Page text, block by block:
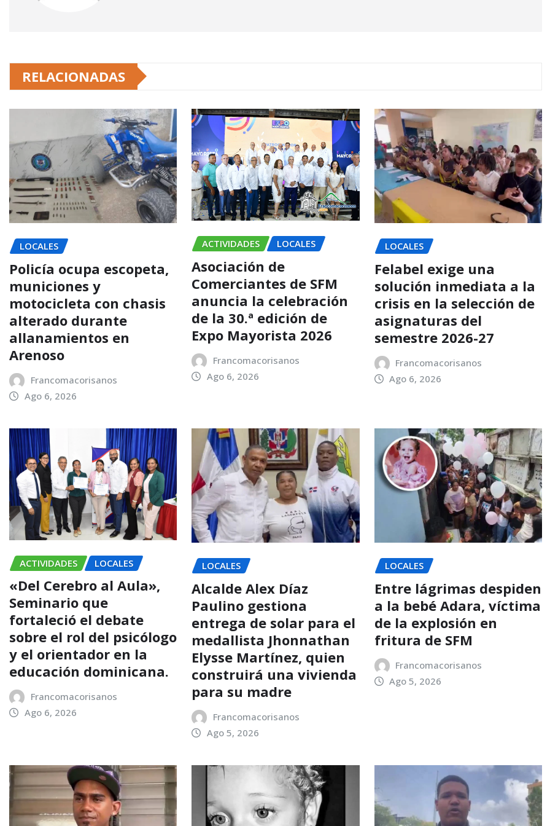
RELACIONADAS
LOCALES
Policía ocupa escopeta,
municiones y
motocicleta con chasis
alterado durante
allanamientos en
Arenoso
Francomacorisanos
Ago 6, 2026
ACTIVIDADES LOCALES
Asociación de
Comerciantes de SFM
anuncia la celebración
de la 30.ª edición de
Expo Mayorista 2026
Francomacorisanos
Ago 6, 2026
LOCALES
Felabel exige una
solución inmediata a la
crisis en la selección de
asignaturas del
semestre 2026-27
Francomacorisanos
Ago 6, 2026
ACTIVIDADES LOCALES
«Del Cerebro al Aula»,
Seminario que
fortaleció el debate
sobre el rol del psicólogo
y el orientador en la
educación dominicana.
Francomacorisanos
Ago 6, 2026
LOCALES
Alcalde Alex Díaz
Paulino gestiona
entrega de solar para el
medallista Jhonnathan
Elysse Martínez, quien
construirá una vivienda
para su madre
Francomacorisanos
Ago 5, 2026
LOCALES
Entre lágrimas despiden
a la bebé Adara, víctima
de la explosión en
fritura de SFM
Francomacorisanos
Ago 5, 2026